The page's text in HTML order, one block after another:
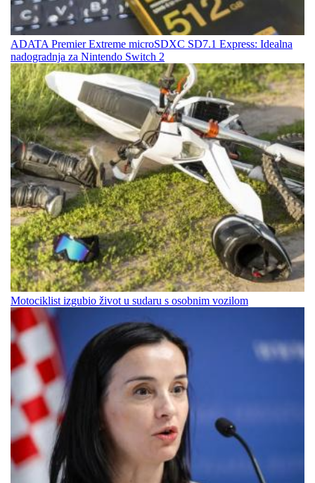
ADATA Premier Extreme microSDXC SD7.1 Express: Idealna
nadogradnja za Nintendo Switch 2
Motociklist izgubio život u sudaru s osobnim vozilom